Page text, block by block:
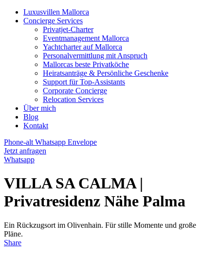
Luxusvillen Mallorca
Concierge Services
Privatjet-Charter
Eventmanagement Mallorca
Yachtcharter auf Mallorca
Personalvermittlung mit Anspruch
Mallorcas beste Privatköche
Heiratsanträge & Persönliche Geschenke
Support für Top-Assistants
Corporate Concierge
Relocation Services
Über mich
Blog
Kontakt
Phone-alt Whatsapp Envelope
Jetzt anfragen
Whatsapp
VILLA SA CALMA |
Privatresidenz Nähe Palma
Ein Rückzugsort im Olivenhain. Für stille Momente und große
Pläne.
Share